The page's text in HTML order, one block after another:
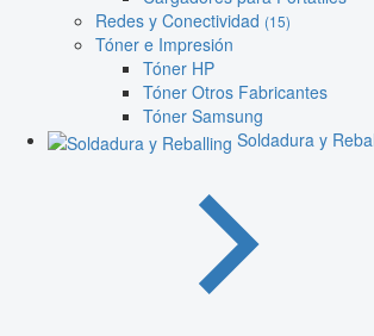
Redes y Conectividad (15)
Tóner e Impresión
Tóner HP
Tóner Otros Fabricantes
Tóner Samsung
Soldadura y